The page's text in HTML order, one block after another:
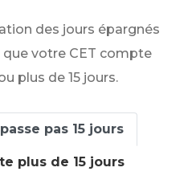
des jours épargnés
votre CET compte
plus de 15 jours.
pas 15 jours
plus de 15 jours